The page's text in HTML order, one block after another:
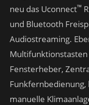
neu das Uconnect™
und Bluetooth
Audiostreaming.
Fensterheber,
manuelle